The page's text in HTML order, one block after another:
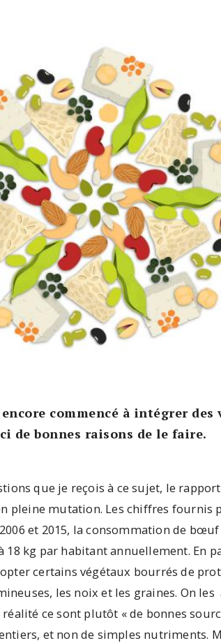
encore commencé à intégrer
de bonnes raisons de le faire.
que je reçois à ce sujet, le
pleine mutation. Les chiffres fournis
et 2015, la consommation de
18 kg par habitant annuellement. En
certains végétaux bourrés de
les noix et les graines. On
ce sont plutôt « de bonnes
et non de simples nutriments.